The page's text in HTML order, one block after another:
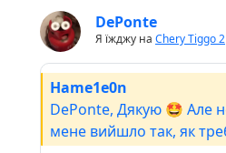
DePonte
Я їжджу на Chery Tiggo 2
Hame1e0n
DePonte, Дякую 🤩 Але
мене вийшло так, як